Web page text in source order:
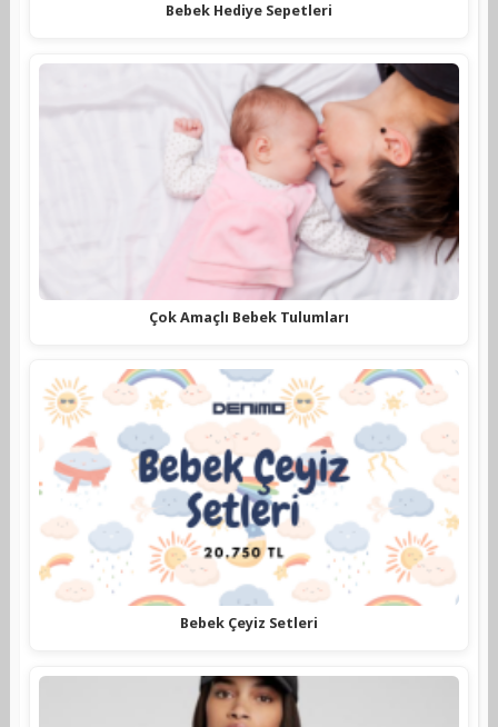
Bebek Hediye Sepetleri
Çok Amaçlı Bebek Tulumları
Bebek Çeyiz Setleri